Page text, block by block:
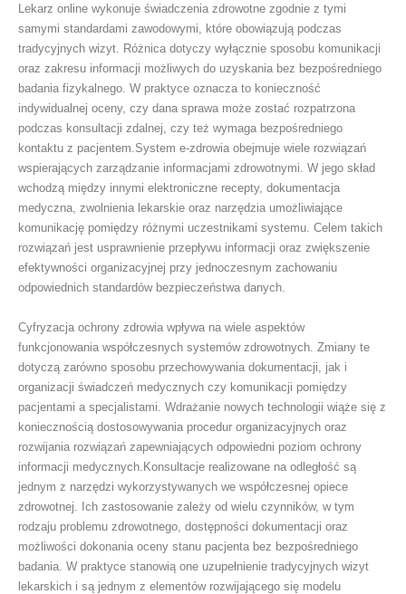
Lekarz online wykonuje świadczenia zdrowotne zgodnie z tymi
samymi standardami zawodowymi, które obowiązują podczas
tradycyjnych wizyt. Różnica dotyczy wyłącznie sposobu komunikacji
oraz zakresu informacji możliwych do uzyskania bez bezpośredniego
badania fizykalnego. W praktyce oznacza to konieczność
indywidualnej oceny, czy dana sprawa może zostać rozpatrzona
podczas konsultacji zdalnej, czy też wymaga bezpośredniego
kontaktu z pacjentem.System e-zdrowia obejmuje wiele rozwiązań
wspierających zarządzanie informacjami zdrowotnymi. W jego skład
wchodzą między innymi elektroniczne recepty, dokumentacja
medyczna, zwolnienia lekarskie oraz narzędzia umożliwiające
komunikację pomiędzy różnymi uczestnikami systemu. Celem takich
rozwiązań jest usprawnienie przepływu informacji oraz zwiększenie
efektywności organizacyjnej przy jednoczesnym zachowaniu
odpowiednich standardów bezpieczeństwa danych.
Cyfryzacja ochrony zdrowia wpływa na wiele aspektów
funkcjonowania współczesnych systemów zdrowotnych. Zmiany te
dotyczą zarówno sposobu przechowywania dokumentacji, jak i
organizacji świadczeń medycznych czy komunikacji pomiędzy
pacjentami a specjalistami. Wdrażanie nowych technologii wiąże się z
koniecznością dostosowywania procedur organizacyjnych oraz
rozwijania rozwiązań zapewniających odpowiedni poziom ochrony
informacji medycznych.Konsultacje realizowane na odległość są
jednym z narzędzi wykorzystywanych we współczesnej opiece
zdrowotnej. Ich zastosowanie zależy od wielu czynników, w tym
rodzaju problemu zdrowotnego, dostępności dokumentacji oraz
możliwości dokonania oceny stanu pacjenta bez bezpośredniego
badania. W praktyce stanowią one uzupełnienie tradycyjnych wizyt
lekarskich i są jednym z elementów rozwijającego się modelu